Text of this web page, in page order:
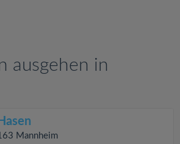
ausgehen in
Mannheim